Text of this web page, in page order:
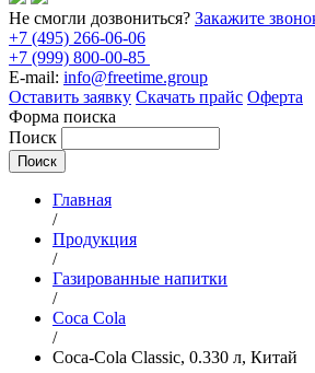
Не смогли дозвониться? Закажите
+7 (495) 266-06-06
+7 (999) 800-00-85
E-mail: info@freetime.group
Оставить заявку Скачать прайс Оферта
Форма поиска
Поиск
Главная
/
Продукция
/
Газированные напитки
/
Coca Cola
/
Coca-Cola Classic, 0.330 л, Китай